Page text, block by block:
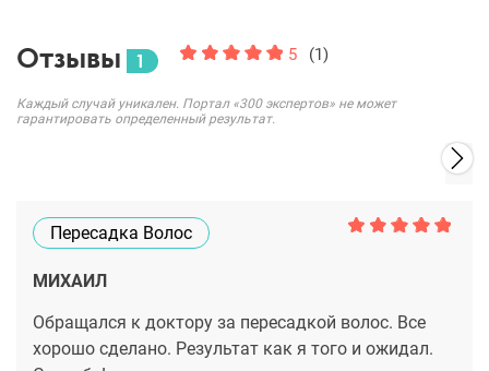
Отзывы 1 5 (1)
Каждый случай уникален. Портал «300 экспертов» не может
гарантировать определенный результат.
Пересадка Волос
МИХАИЛ
Обращался к доктору за пересадкой волос. Все
хорошо сделано. Результат как я того и ожидал.